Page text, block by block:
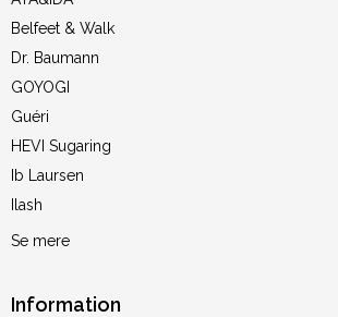
Belfeet & Walk
Dr. Baumann
GOYOGI
Guéri
HEVI Sugaring
Ib Laursen
Ilash
Se mere
Information